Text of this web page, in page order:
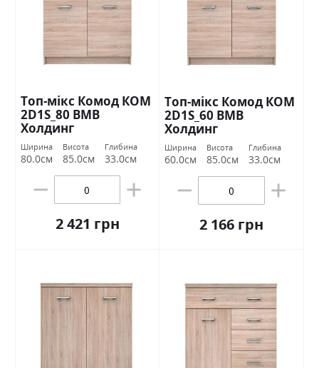
Топ-мікс Комод КОМ
2D1S_80 ВМВ
Холдинг
Ширина
80.0см
Висота
85.0см
Глибина
33.0см
2 421 грн
Топ-мікс Комод КОМ
2D1S_60 ВМВ
Холдинг
Ширина
60.0см
Висота
85.0см
Глибина
33.0см
2 166 грн